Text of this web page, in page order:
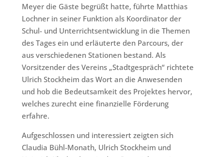
Meyer die Gäste begrüßt hatte, führte Matthias
Lochner in seiner Funktion als Koordinator der
Schul- und Unterrichtsentwicklung in die Themen
des Tages ein und erläuterte den Parcours, der
aus verschiedenen Stationen bestand. Als
Vorsitzender des Vereins „Stadtgespräch“ richtete
Ulrich Stockheim das Wort an die Anwesenden
und hob die Bedeutsamkeit des Projektes hervor,
welches zurecht eine finanzielle Förderung
erfahre.
Aufgeschlossen und interessiert zeigten sich
Claudia Bühl-Monath, Ulrich Stockheim und